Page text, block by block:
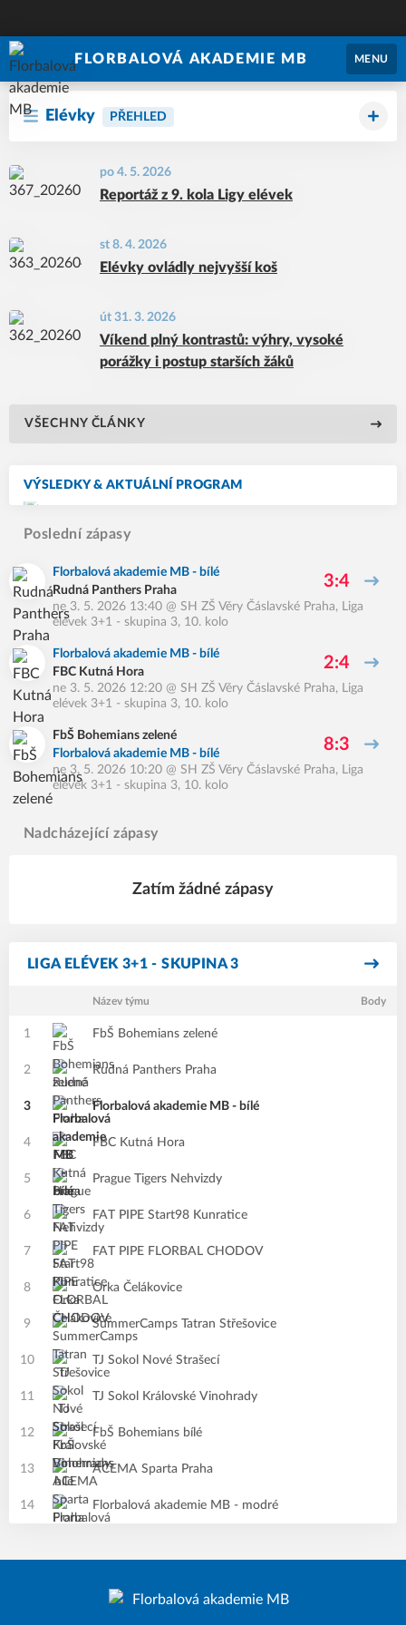
FLORBALOVÁ AKADEMIE MB MENU
Elévky PŘEHLED
po 4. 5. 2026
Reportáž z 9. kola Ligy elévek
st 8. 4. 2026
Elévky ovládly nejvyšší koš
út 31. 3. 2026
Víkend plný kontrastů: výhry, vysoké
porážky i postup starších žáků
VŠECHNY ČLÁNKY
VÝSLEDKY & AKTUÁLNÍ PROGRAM
Poslední zápasy
Florbalová akademie MB - bílé
Rudná Panthers Praha
3:4
ne 3. 5. 2026 13:40 @ SH ZŠ Věry Čáslavské Praha, Liga
elévek 3+1 - skupina 3, 10. kolo
Florbalová akademie MB - bílé
FBC Kutná Hora
2:4
ne 3. 5. 2026 12:20 @ SH ZŠ Věry Čáslavské Praha, Liga
elévek 3+1 - skupina 3, 10. kolo
FbŠ Bohemians zelené
Florbalová akademie MB - bílé
8:3
ne 3. 5. 2026 10:20 @ SH ZŠ Věry Čáslavské Praha, Liga
elévek 3+1 - skupina 3, 10. kolo
Nadcházející zápasy
Zatím žádné zápasy
LIGA ELÉVEK 3+1 - SKUPINA 3
Název týmu Body
1 FbŠ Bohemians zelené
2 Rudná Panthers Praha
3 Florbalová akademie MB - bílé
4 FBC Kutná Hora
5 Prague Tigers Nehvizdy
6 FAT PIPE Start98 Kunratice
7 FAT PIPE FLORBAL CHODOV
8 Orka Čelákovice
9 SummerCamps Tatran Střešovice
10 TJ Sokol Nové Strašecí
11 TJ Sokol Královské Vinohrady
12 FbŠ Bohemians bílé
13 ACEMA Sparta Praha
14 Florbalová akademie MB - modré